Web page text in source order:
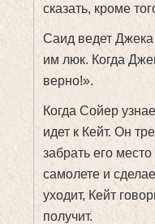
сказать, кроме
Саид ведет Джека
им люк. Когда
верно!».
Когда Сойер
идет к Кейт. Он
забрать его
самолете и
уходит, Кейт
получит.